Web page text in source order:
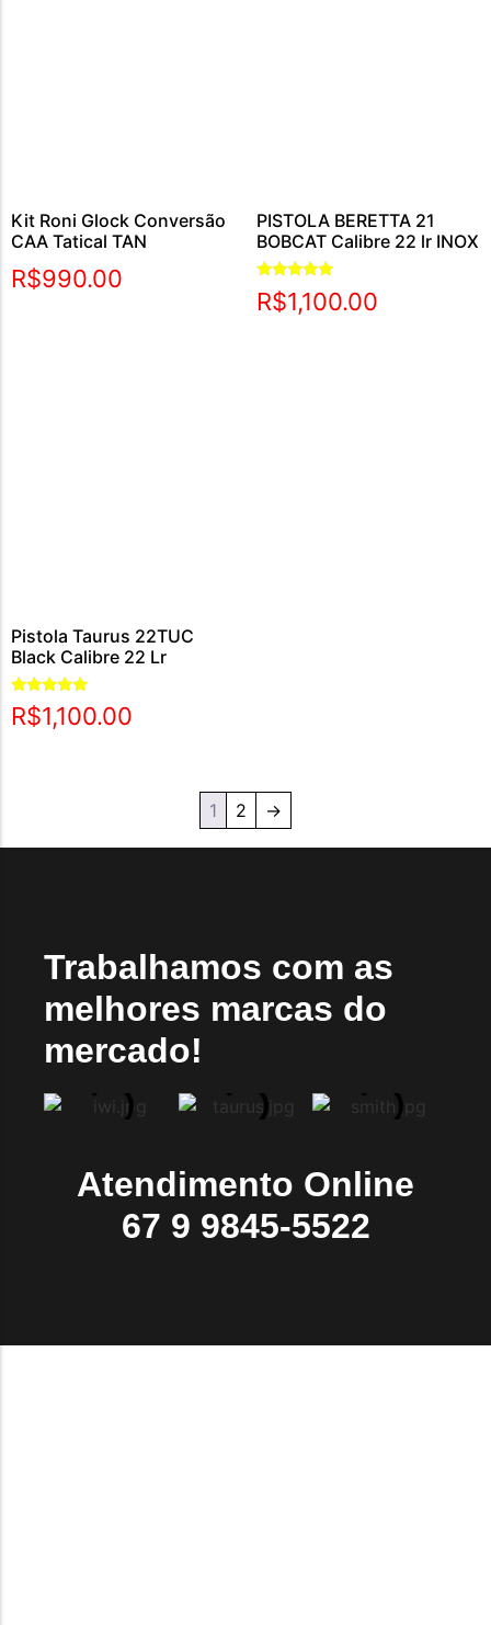
Kit Roni Glock Conversão
CAA Tatical TAN
R$990.00
PISTOLA BERETTA 21
BOBCAT Calibre 22 lr INOX
Avaliação
5.00
R$1,100.00
Pistola Taurus 22TUC
Black Calibre 22 Lr
Avaliação
5.00
R$1,100.00
1 2 →
Trabalhamos com as
melhores marcas do
mercado!
Atendimento Online
67 9 9845-5522